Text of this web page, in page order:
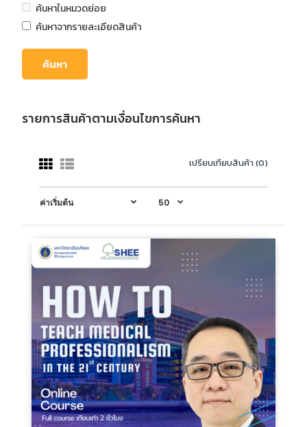
ค้นหาในหมวดย่อย
ค้นหาจากรายละเอียดสินค้า
รายการสินค้าตามเงื่อนไขการค้นหา
เปรียบเทียบสินค้า (0)